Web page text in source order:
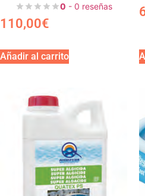
0 - 0 reseñas
110,00€
Añadir al carrito